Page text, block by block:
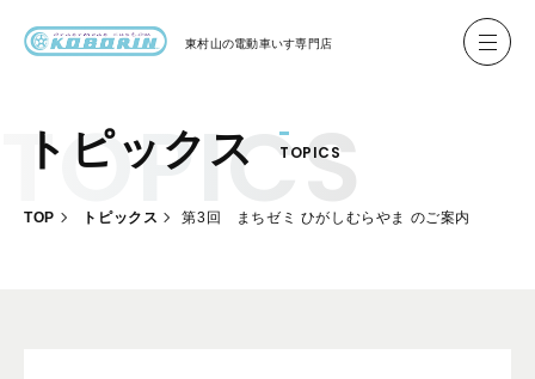
東村山の電動車いす専門店
ハイネル Hineru
ブリッジ BRIDGE TR
トピックス TOPICS
TOP トピックス 第3回 まちゼミ ひがしむらやま のご案内